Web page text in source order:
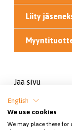
Liity
Jaa sivu
English
We use cookies
We may place these